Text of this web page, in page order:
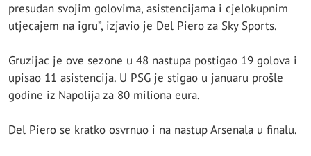
presudan svojim golovima, asistencijama i cjelokupnim
utjecajem na igru”, izjavio je Del Piero za Sky Sports.
Gruzijac je ove sezone u 48 nastupa postigao 19 golova i
upisao 11 asistencija. U PSG je stigao u januaru prošle
godine iz Napolija za 80 miliona eura.
Del Piero se kratko osvrnuo i na nastup Arsenala u finalu.